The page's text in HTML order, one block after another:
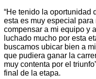
“He tenido la oportunidad
esta es muy especial
compensar a mi equipo y
luchado mucho por esta
buscamos ubicar bien a
que pudiera ganar la
muy contenta por el
final de la etapa.